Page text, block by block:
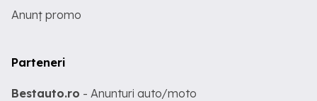
Anunț promo
Parteneri
Bestauto.ro - Anunturi auto/moto